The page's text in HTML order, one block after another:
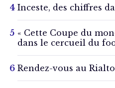
Inceste, des chiffres
« Cette Coupe du
dans le cercueil du
Rendez-vous au Rialto